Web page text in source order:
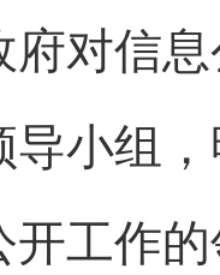
信息
导小组
开工作